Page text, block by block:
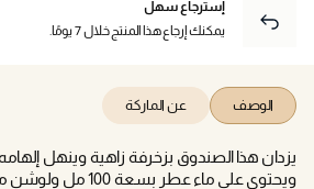
إسترجاع سهل
يمكنك إرجاع هذا المنتج خلال 7 يومًا.
الوصف عن الماركة
يزدان هذا الصندوق بزخرفة زاهية وينهل